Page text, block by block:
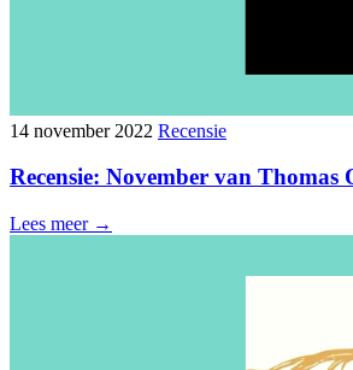
14 november 2022 Recensie
Recensie: November van Thomas
Lees meer →